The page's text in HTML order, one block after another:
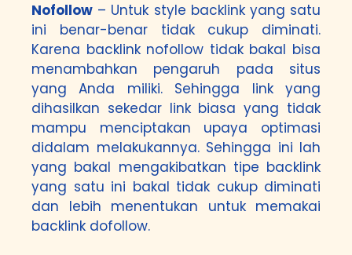
Nofollow – Untuk style backlink yang satu
ini benar-benar tidak cukup diminati.
Karena backlink nofollow tidak bakal bisa
menambahkan pengaruh pada situs
yang Anda miliki. Sehingga link yang
dihasilkan sekedar link biasa yang tidak
mampu menciptakan upaya optimasi
didalam melakukannya. Sehingga ini lah
yang bakal mengakibatkan tipe backlink
yang satu ini bakal tidak cukup diminati
dan lebih menentukan untuk memakai
backlink dofollow.